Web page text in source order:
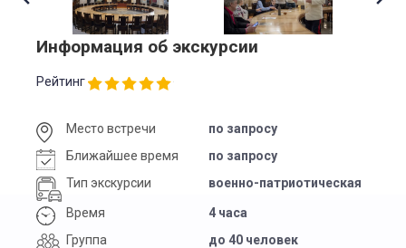
Информация об экскурсии
Рейтинг
Место встречи
по запросу
Ближайшее время
по запросу
Тип экскурсии
военно-патриотическая
Время
4 часа
Группа
до 40 человек